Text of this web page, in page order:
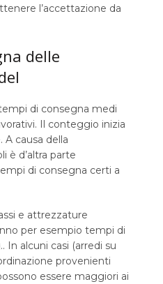
l’accettazione da
delle
di consegna medi
Il conteggio inizia
A causa della
è d’altra parte
di consegna certi a
e attrezzature
per esempio tempi di
In alcuni casi (arredi su
provenienti
essere maggiori ai